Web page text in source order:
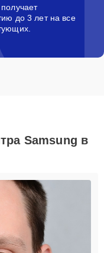
до 3 лет на все
Samsung в